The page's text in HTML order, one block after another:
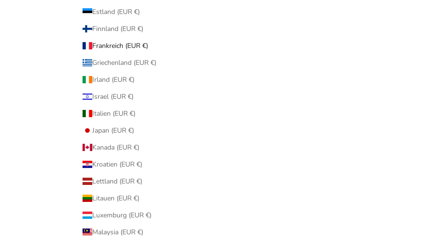
Estland (EUR €)
Finnland (EUR €)
Frankreich (EUR €)
Griechenland (EUR €)
Irland (EUR €)
Israel (EUR €)
Italien (EUR €)
Japan (EUR €)
Kanada (EUR €)
Kroatien (EUR €)
Lettland (EUR €)
Litauen (EUR €)
Luxemburg (EUR €)
Malaysia (EUR €)